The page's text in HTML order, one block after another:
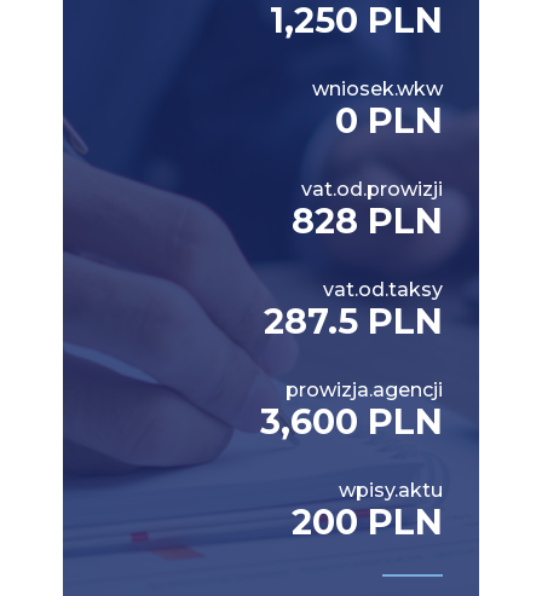
1,250 PLN
wniosek.wkw
0 PLN
vat.od.prowizji
828 PLN
vat.od.taksy
287.5 PLN
prowizja.agencji
3,600 PLN
wpisy.aktu
200 PLN